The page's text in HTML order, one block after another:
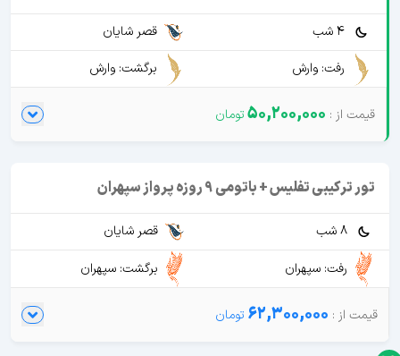
4 شب
قصر شایان
رفت: وارش
برگشت: وارش
50,200,000
تور ترکیبی تفلیس + باتومی 9 روزه پرواز سپهران
8 شب
قصر شایان
رفت: سپهران
برگشت: سپهران
62,300,000